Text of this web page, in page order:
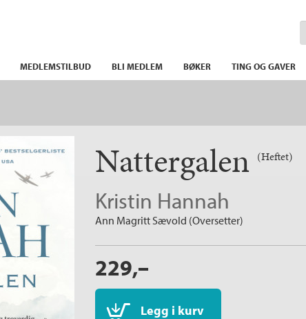
MEDLEMSTILBUD BLI MEDLEM BØKER TING OG GAVER
Nattergalen (Heftet)
Kristin Hannah
Ann Magritt Sævold (Oversetter)
229,–
Legg i kurv